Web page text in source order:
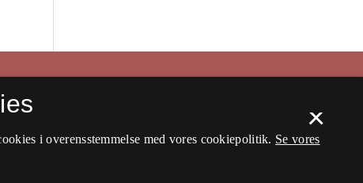
×
i overensstemmelse med vores cookiepolitik. Se vores